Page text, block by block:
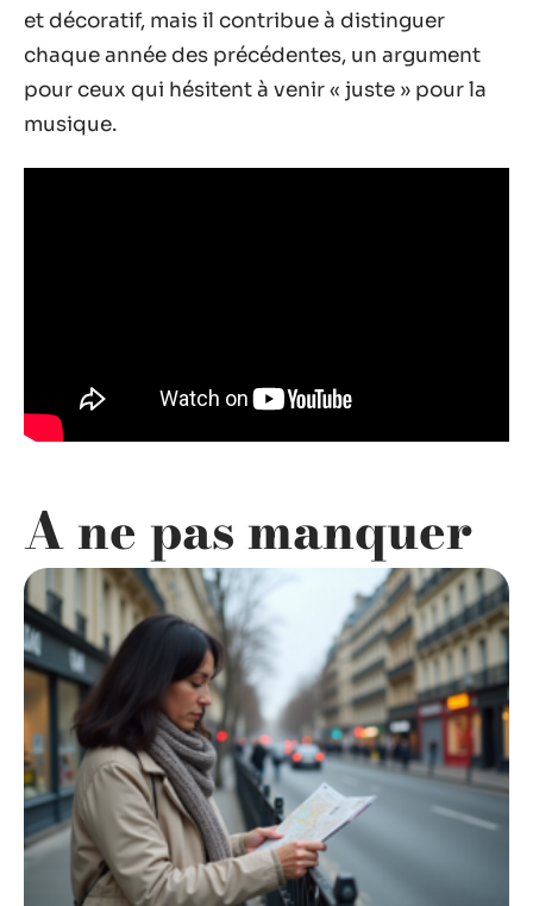
et décoratif, mais il contribue à distinguer
chaque année des précédentes, un argument
pour ceux qui hésitent à venir « juste » pour la
musique.
A ne pas manquer